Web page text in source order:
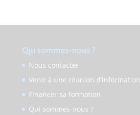
Qui sommes-nous ?
Nous contacter
Venir à une réunion d’information
Financer sa formation
Qui sommes-nous ?